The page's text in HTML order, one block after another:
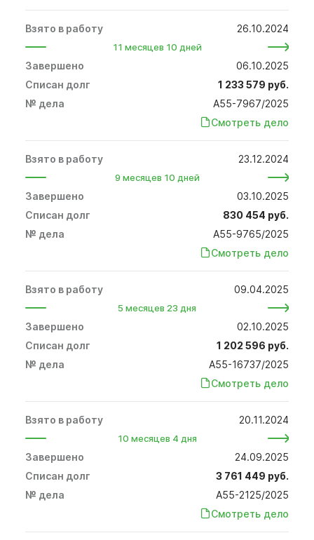
26.10.2024
11 месяцев 10 дней
06.10.2025
1 233 579 руб.
А55-7967/2025
Смотреть дело
23.12.2024
9 месяцев 10 дней
03.10.2025
830 454 руб.
А55-9765/2025
Смотреть дело
09.04.2025
5 месяцев 23 дня
02.10.2025
1 202 596 руб.
А55-16737/2025
Смотреть дело
20.11.2024
10 месяцев 4 дня
24.09.2025
3 761 449 руб.
А55-2125/2025
Смотреть дело